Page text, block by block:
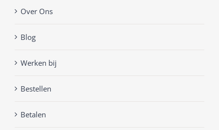
Over Ons
Blog
Werken bij
Bestellen
Betalen